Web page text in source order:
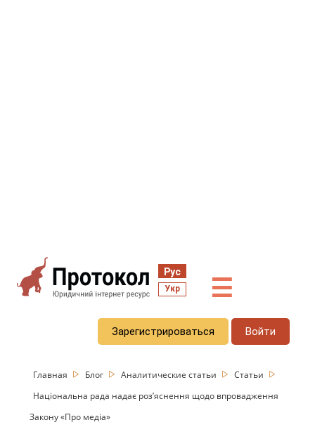
Рус
Укр ☰
Зарегистрироваться Войти
Главная Блог Аналитические статьи
Статьи
Національна рада надає роз’яснення щодо впровадження
Закону «Про медіа»